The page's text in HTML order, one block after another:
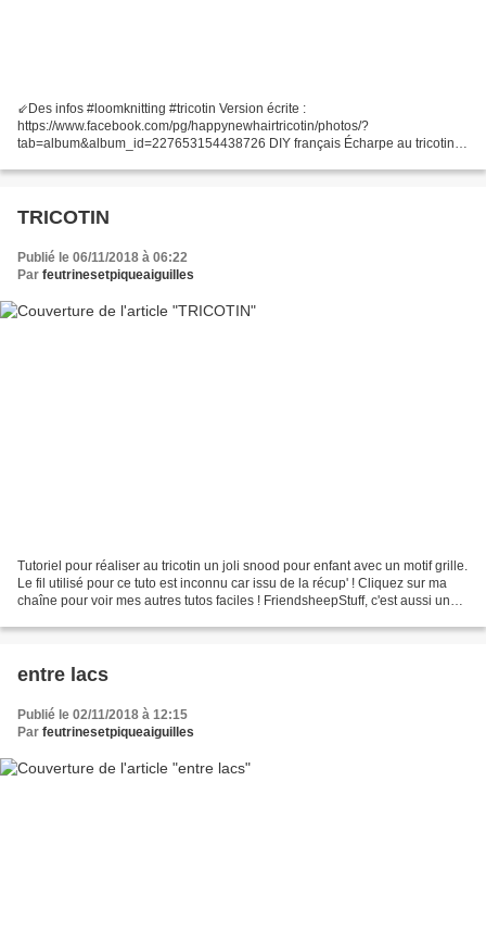
⇙Des infos #loomknitting #tricotin Version écrite :
https://www.facebook.com/pg/happynewhairtricotin/photos/?
tab=album&album_id=227653154438726 DIY français Écharpe au tricotin
TRICOTIN
Publié le 06/11/2018 à 06:22
Par feutrinesetpiqueaiguilles
Tutoriel pour réaliser au tricotin un joli snood pour enfant avec un motif grille.
Le fil utilisé pour ce tuto est inconnu car issu de la récup' ! Cliquez sur ma
chaîne pour voir mes autres tutos faciles ! FriendsheepStuff, c'est aussi une
entre lacs
Publié le 02/11/2018 à 12:15
Par feutrinesetpiqueaiguilles